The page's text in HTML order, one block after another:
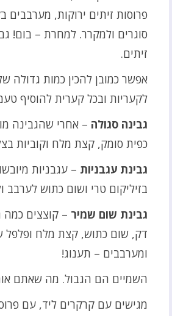
פרוסות זיתים ירוקות,
סוגרים ולמקרר. למחרת – בום!
זיתים.
אפשר כמובן להכין כמות גדולה
לקעריות ובכל קערית להוסיף
גבינה סגולה – אחרי שהגבינה
כפית סומק, קצת מלח וקוביות
גבינת עגבניות – עגבניות
בזיליקום טרי ושום כתוש לערבב
גבינת שום שמיר – קוצצים כמה
דק, שום כתוש, קצת מלח ופלפל
ומערבבים – תענוג!
השמיים הם הגבול. מה שאתם
מגישים עם קרקרים ליד, עם